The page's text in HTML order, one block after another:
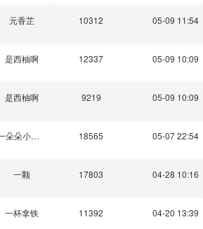
元香芷 10312 05-09 11:54
是西柚啊 12337 05-09 10:09
是西柚啊 9219 05-09 10:09
一朵朵小白云 18565 05-07 22:54
一颗 17803 04-28 10:16
一杯拿铁 11392 04-20 13:39